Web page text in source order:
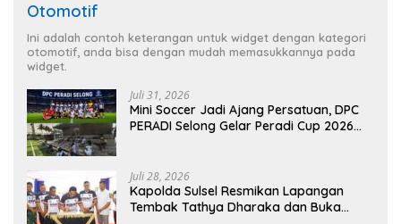
Otomotif
Ini adalah contoh keterangan untuk widget dengan kategori
otomotif, anda bisa dengan mudah memasukkannya pada
widget.
Juli 31, 2026
Mini Soccer Jadi Ajang Persatuan, DPC
PERADI Selong Gelar Peradi Cup 2026
Juli 28, 2026
Kapolda Sulsel Resmikan Lapangan
Tembak Tathya Dharaka dan Buka